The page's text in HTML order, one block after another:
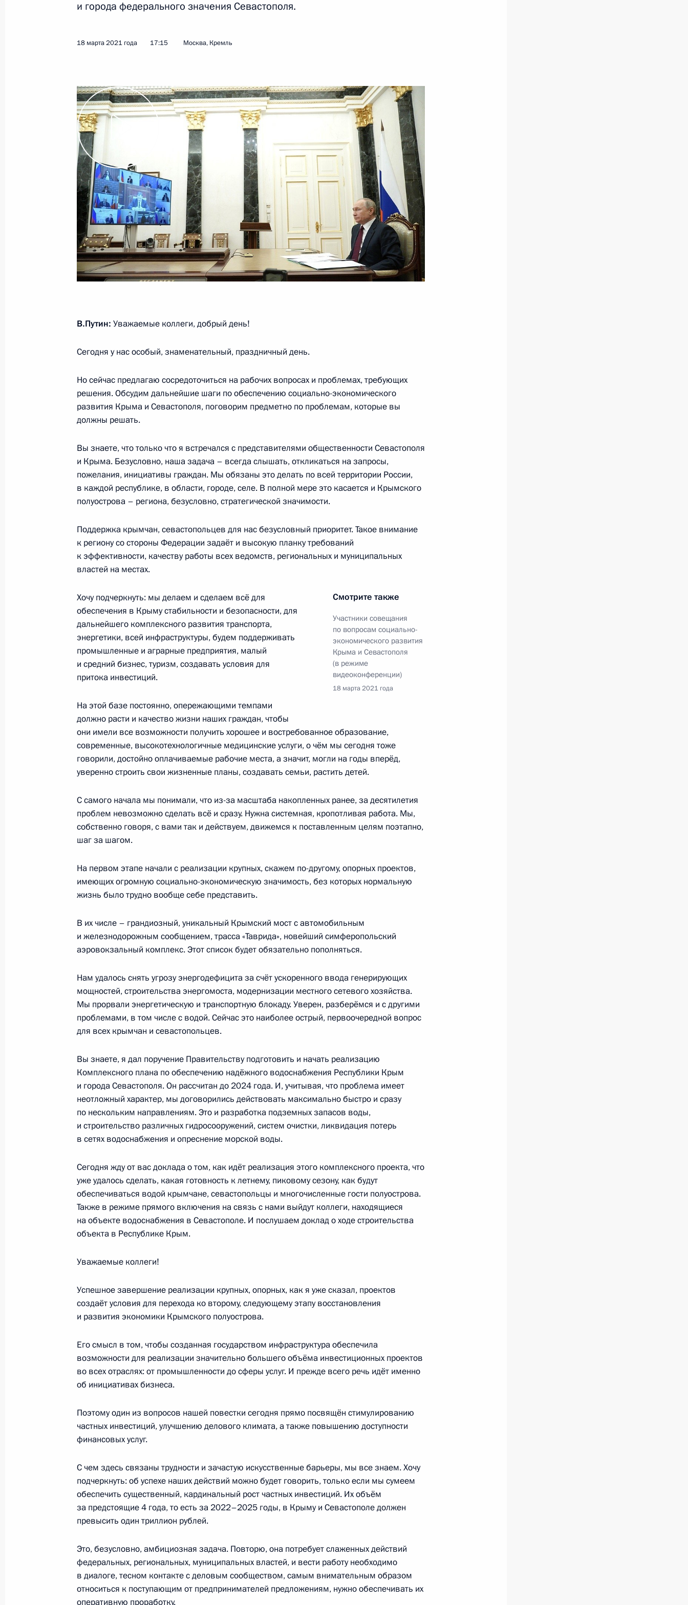
26 марта 2021 года, 15:00
25 марта 2021 года, четверг
Посещение Детского музыкального театра юного актёра
25 марта 2021 года, 18:30 Москва
3
Встреча с лауреатами премий Президента молодым деятелям
культуры и за произведения для детей
25 марта 2021 года, 16:30 Москва, Кремль
Поздравление по случаю Дня независимости Греции
25 марта 2021 года, 10:00
24 марта 2021 года, среда
Встреча с губернатором Новгородской области Андреем
Никитиным
24 марта 2021 года, 13:20 Москва, Кремль
23 марта 2021 года, вторник
Указ о досрочном прекращении полномочий губернатора
Пензенской области
23 марта 2021 года, 21:20
Телефонный разговор с Президентом Казахстана Касым-
Жомартом Токаевым
23 марта 2021 года, 15:30
Встреча с главой Счётной палаты Алексеем Кудриным
23 марта 2021 года, 13:40 Москва, Кремль
Объявлены лауреаты премий Президента для молодых деятелей
культуры и за произведения для детей и юношества 2020 года
22 марта 2021 года, понедельник
Совещание о наращивании производства вакцин и ходе
22 марта 2021 года, 16:55 Московская область, Ново-Огарёво
Телефонный разговор с Председателем Европейского совета
22 марта 2021 года, 15:30
21 марта 2021 года, воскресенье
Поездка в Сибирский федеральный округ
19 марта 2021 года, пятница
Дмитрий Мезенцев назначен Государственным секретарём
19 марта 2021 года, 20:30
Совещание с постоянными членами Совета Безопасности
19 марта 2021 года, 10:20 Москва, Кремль
18 марта 2021 года, четверг
Концерт в честь годовщины воссоединения Крыма с Россией
18 марта 2021 года, 18:30 Москва
3
Совещание по вопросам социально-экономического развития
18 марта 2021 года, 17:15 Москва, Кремль
Встреча с общественностью Крыма и Севастополя
18 марта 2021 года, 15:20 Москва, Кремль
Церемония запуска Таласского золоторудного комбината
17 марта 2021 года, 16:00
9
Заседание коллегии Генпрокуратуры
17 марта 2021 года, 15:30 Москва
16 марта 2021 года, вторник
Встреча с губернатором Московской области Андреем
Воробьёвым
3
и города федерального значения Севастополя.
18 марта 2021 года 17:15 Москва, Кремль
В.Путин: Уважаемые коллеги, добрый день!
Сегодня у нас особый, знаменательный, праздничный день.
Но сейчас предлагаю сосредоточиться на рабочих вопросах и проблемах, требующих
решения. Обсудим дальнейшие шаги по обеспечению социально-экономического
развития Крыма и Севастополя, поговорим предметно по проблемам, которые вы
должны решать.
Вы знаете, что только что я встречался с представителями общественности Севастополя
и Крыма. Безусловно, наша задача – всегда слышать, откликаться на запросы,
пожелания, инициативы граждан. Мы обязаны это делать по всей территории России,
в каждой республике, в области, городе, селе. В полной мере это касается и Крымского
полуострова – региона, безусловно, стратегической значимости.
Поддержка крымчан, севастопольцев для нас безусловный приоритет. Такое внимание
к региону со стороны Федерации задаёт и высокую планку требований
к эффективности, качеству работы всех ведомств, региональных и муниципальных
властей на местах.
Смотрите также
Участники совещания
по вопросам социально-
экономического развития
Крыма и Севастополя
(в режиме
видеоконференции)
18 марта 2021 года
Хочу подчеркнуть: мы делаем и сделаем всё для
обеспечения в Крыму стабильности и безопасности, для
дальнейшего комплексного развития транспорта,
энергетики, всей инфраструктуры, будем поддерживать
промышленные и аграрные предприятия, малый
и средний бизнес, туризм, создавать условия для
притока инвестиций.
На этой базе постоянно, опережающими темпами
должно расти и качество жизни наших граждан, чтобы
они имели все возможности получить хорошее и востребованное образование,
современные, высокотехнологичные медицинские услуги, о чём мы сегодня тоже
говорили, достойно оплачиваемые рабочие места, а значит, могли на годы вперёд,
уверенно строить свои жизненные планы, создавать семьи, растить детей.
С самого начала мы понимали, что из-за масштаба накопленных ранее, за десятилетия
проблем невозможно сделать всё и сразу. Нужна системная, кропотливая работа. Мы,
собственно говоря, с вами так и действуем, движемся к поставленным целям поэтапно,
шаг за шагом.
На первом этапе начали с реализации крупных, скажем по-другому, опорных проектов,
имеющих огромную социально-экономическую значимость, без которых нормальную
жизнь было трудно вообще себе представить.
В их числе – грандиозный, уникальный Крымский мост с автомобильным
и железнодорожным сообщением, трасса «Таврида», новейший симферопольский
аэровокзальный комплекс. Этот список будет обязательно пополняться.
Нам удалось снять угрозу энергодефицита за счёт ускоренного ввода генерирующих
мощностей, строительства энергомоста, модернизации местного сетевого хозяйства.
Мы прорвали энергетическую и транспортную блокаду. Уверен, разберёмся и с другими
проблемами, в том числе с водой. Сейчас это наиболее острый, первоочередной вопрос
для всех крымчан и севастопольцев.
Вы знаете, я дал поручение Правительству подготовить и начать реализацию
Комплексного плана по обеспечению надёжного водоснабжения Республики Крым
и города Севастополя. Он рассчитан до 2024 года. И, учитывая, что проблема имеет
неотложный характер, мы договорились действовать максимально быстро и сразу
по нескольким направлениям. Это и разработка подземных запасов воды,
и строительство различных гидросооружений, систем очистки, ликвидация потерь
в сетях водоснабжения и опреснение морской воды.
Сегодня жду от вас доклада о том, как идёт реализация этого комплексного проекта, что
уже удалось сделать, какая готовность к летнему, пиковому сезону, как будут
обеспечиваться водой крымчане, севастопольцы и многочисленные гости полуострова.
Также в режиме прямого включения на связь с нами выйдут коллеги, находящиеся
на объекте водоснабжения в Севастополе. И послушаем доклад о ходе строительства
объекта в Республике Крым.
Уважаемые коллеги!
Успешное завершение реализации крупных, опорных, как я уже сказал, проектов
создаёт условия для перехода ко второму, следующему этапу восстановления
и развития экономики Крымского полуострова.
Его смысл в том, чтобы созданная государством инфраструктура обеспечила
возможности для реализации значительно большего объёма инвестиционных проектов
во всех отраслях: от промышленности до сферы услуг. И прежде всего речь идёт именно
об инициативах бизнеса.
Поэтому один из вопросов нашей повестки сегодня прямо посвящён стимулированию
частных инвестиций, улучшению делового климата, а также повышению доступности
финансовых услуг.
С чем здесь связаны трудности и зачастую искусственные барьеры, мы все знаем. Хочу
подчеркнуть: об успехе наших действий можно будет говорить, только если мы сумеем
обеспечить существенный, кардинальный рост частных инвестиций. Их объём
за предстоящие 4 года, то есть за 2022–2025 годы, в Крыму и Севастополе должен
превысить один триллион рублей.
Это, безусловно, амбициозная задача. Повторю, она потребует слаженных действий
федеральных, региональных, муниципальных властей, и вести работу необходимо
в диалоге, тесном контакте с деловым сообществом, самым внимательным образом
относиться к поступающим от предпринимателей предложениям, нужно обеспечивать их
оперативную проработку.